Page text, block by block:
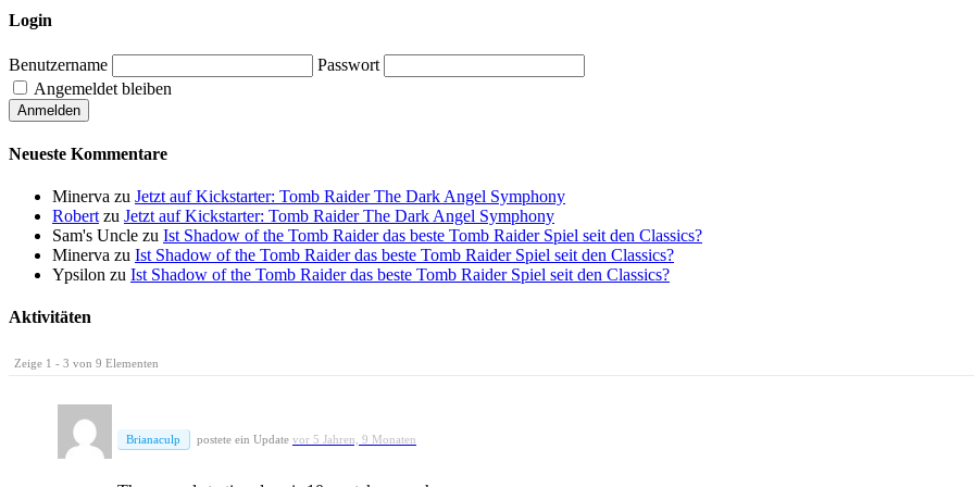
Login
Benutzername
Passwort
Angemeldet bleiben
Neueste Kommentare
Minerva zu Jetzt auf Kickstarter: Tomb Raider The Dark Angel Symphony
Robert zu Jetzt auf Kickstarter: Tomb Raider The Dark Angel Symphony
Sam's Uncle zu Ist Shadow of the Tomb Raider das beste Tomb Raider Spiel seit den Classics?
Minerva zu Ist Shadow of the Tomb Raider das beste Tomb Raider Spiel seit den Classics?
Ypsilon zu Ist Shadow of the Tomb Raider das beste Tomb Raider Spiel seit den Classics?
Aktivitäten
Zeige 1 - 3 von 9 Elementen
Brianaculp postete ein Update vor 5 Jahren, 9 Monaten